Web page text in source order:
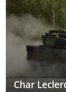
Char